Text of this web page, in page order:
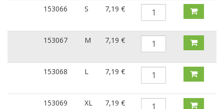
153066 S 7,19 €
153067 M 7,19 €
153068 L 7,19 €
153069 XL 7,19 €